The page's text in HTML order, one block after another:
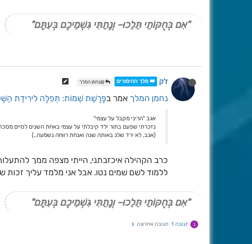
"אִם בְּחֻקּוֹתַי תֵּלֵכוּ- וְנָתַתִּי גִּשְׁמֵיכֶם בְּעִתָּם"
ז'ק 👑 מלך ההימורים @נחמן המלך
נחמן המלך אמר בפָּרָשַׁת שְׁמוֹת: תְּפִלָּה לִירִידַת
אגב "הריני מקבל על עצמי"
נזכרתי שפעם בתור ילד קיבלתי על עצמי באחת השנים לסיים
(אגב, לא ירד שלג באותה שנה ואנחת רווחה נשמעה..)
כרב הקהילה איכזבתני, הייתי מצפה ממך
ללמוד לשם שמים נטו. אבל אני מלמד עליך זכות
"אִם בְּחֻקּוֹתַי תֵּלֵכוּ- וְנָתַתִּי גִּשְׁמֵיכֶם בְּעִתָּם"
נ תגובה 1 תגובה אחרונה